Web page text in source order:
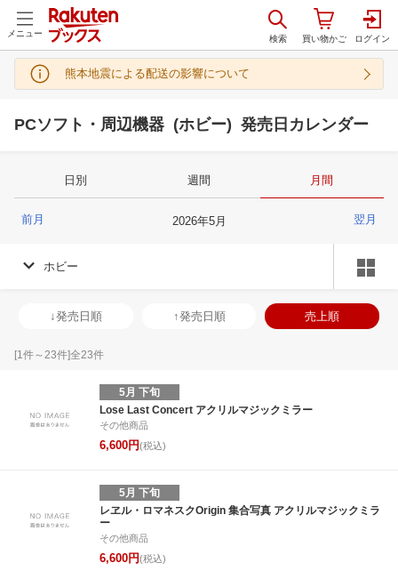
メニュー
熊本地震による配送の影響について
PCソフト・周辺機器 (ホビー) 発売日カレンダー
日別 週間 月間
2026年5月
前月 翌月
ホビー
↓発売日順 ↑発売日順 売上順
[1件～23件]全23件
5月 下旬
Lose Last Concert アクリルマジックミラー
その他商品
6,600円(税込)
5月 下旬
レヱル・ロマネスクOrigin 集合写真 アクリルマジックミラ
ー
その他商品
6,600円(税込)